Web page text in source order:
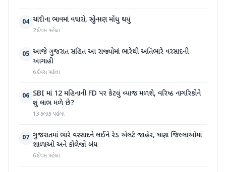
04 ચાંદીના ભાવમાં વધારો, સોનું પણ મોંઘુ થયું
2 દિવસ પહેલા
05 આજે ગુજરાત સહિત આ રાજ્યોમાં ભારેથી અતિભારે વરસાદની
આગાહી
6 દિવસ પહેલા
06 SBI માં 12 મહિનાની FD પર કેટલું વ્યાજ મળશે, વરિષ્ઠ નાગરિકોને
શું લાભ મળે છે?
13 કલાક પહેલા
07 ગુજરાતમાં ભારે વરસાદને લઈને રેડ એલર્ટ જાહેર, ઘણા જિલ્લાઓમાં
શાળાઓ અને કોલેજો બંધ
6 દિવસ પહેલા